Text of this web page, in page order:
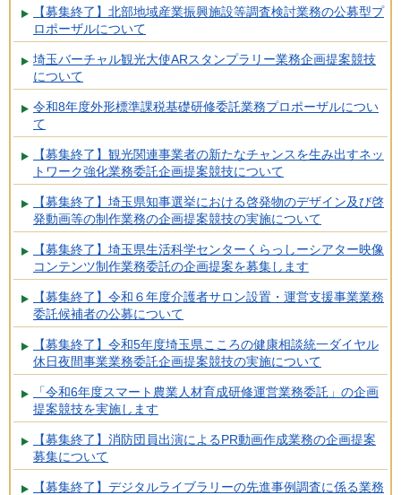
【募集終了】北部地域産業振興施設等調査検討業務の公募型プ
ロポーザルについて
埼玉バーチャル観光大使ARスタンプラリー業務企画提案競技
について
令和8年度外形標準課税基礎研修委託業務プロポーザルについ
て
【募集終了】観光関連事業者の新たなチャンスを生み出すネッ
トワーク強化業務委託企画提案競技について
【募集終了】埼玉県知事選挙における啓発物のデザイン及び啓
発動画等の制作業務の企画提案競技の実施について
【募集終了】埼玉県生活科学センターくらっしーシアター映像
コンテンツ制作業務委託の企画提案を募集します
【募集終了】令和６年度介護者サロン設置・運営支援事業業務
委託候補者の公募について
【募集終了】令和5年度埼玉県こころの健康相談統一ダイヤル
休日夜間事業業務委託企画提案競技の実施について
「令和6年度スマート農業人材育成研修運営業務委託」の企画
提案競技を実施します
【募集終了】消防団員出演によるPR動画作成業務の企画提案
募集について
【募集終了】デジタルライブラリーの先進事例調査に係る業務